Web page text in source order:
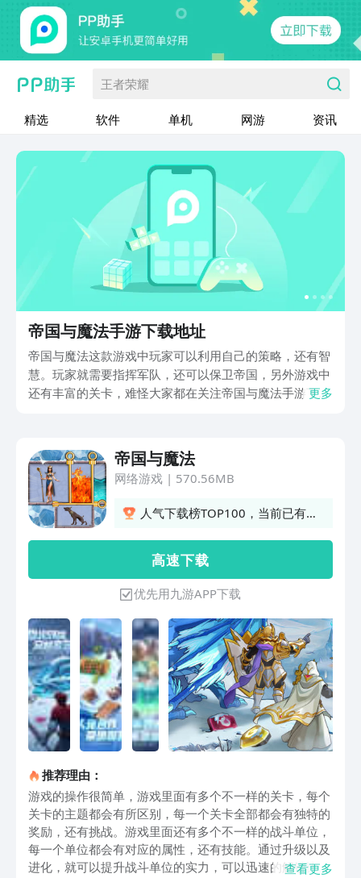
王者荣耀
精选 软件 单机 网游 资讯
帝国与魔法手游下载地址
帝国与魔法这款游戏中玩家可以利用自己的策略，还有智
慧。玩家就需要指挥军队，还可以保卫帝国，另外游戏中
还有丰富的关卡，难怪大家都在关注帝国与魔法手游下更多
帝国与魔法
网络游戏| 570.56MB
人气下载榜TOP100，当前已有
高 速 下 载
优先用九游APP下载
推荐理由：
游戏的操作很简单，游戏里面有多个不一样的关卡，每个
关卡的主题都会有所区别，每一个关卡全部都会有独特的
奖励，还有挑战。游戏里面还有多个不一样的战斗单位，
每一个单位都会有对应的属性，还有技能。通过升级以及
进化，就可以提升战斗单位的实力，可以迅速的解锁比较
查看更多